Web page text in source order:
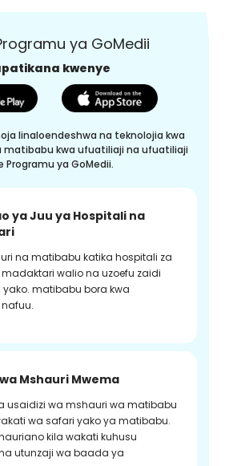
ya GoMedii
kwenye
linaloendeshwa na teknolojia kwa
matibabu kwa ufuatiliaji na ufuatiliaji
ya GoMedii.
ya Juu ya Hospitali na
na matibabu katika hospitali za
walio na uzoefu zaidi
yako. matibabu bora kwa
Mshauri Mwema
usaidizi wa mshauri wa matibabu
wa safari yako ya matibabu.
kila wakati kuhusu
utunzaji wa baada ya